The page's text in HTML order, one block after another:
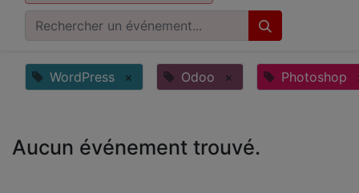
WordPress × Odoo × Photoshop
Aucun événement trouvé.